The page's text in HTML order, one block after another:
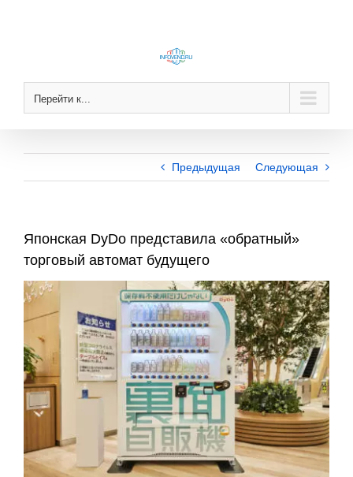
Перейти к...
Предыдущая Следующая
Японская DyDo представила «обратный»
торговый автомат будущего
View
Larger
Image